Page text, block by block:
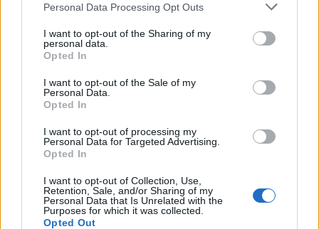
Personal Data Processing Opt Outs
I want to opt-out of the Sharing of my
personal data.
Opted In
I want to opt-out of the Sale of my
Personal Data.
Opted In
I want to opt-out of processing my
Personal Data for Targeted Advertising.
Opted In
I want to opt-out of Collection, Use,
Retention, Sale, and/or Sharing of my
Personal Data that Is Unrelated with the
Purposes for which it was collected.
Opted Out